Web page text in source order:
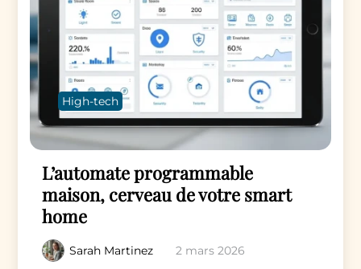
High-tech
L’automate programmable
maison, cerveau de votre smart
home
Sarah Martinez 2 mars 2026